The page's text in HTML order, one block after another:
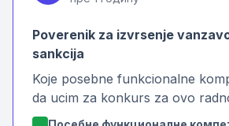
Poverenik za izvrsenje
sankcija
Koje posebne funkcionalne
da ucim za konkurs za ovo